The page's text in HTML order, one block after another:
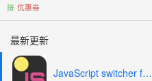
接 优惠券
最新更新
JavaScript switcher for SEO and development